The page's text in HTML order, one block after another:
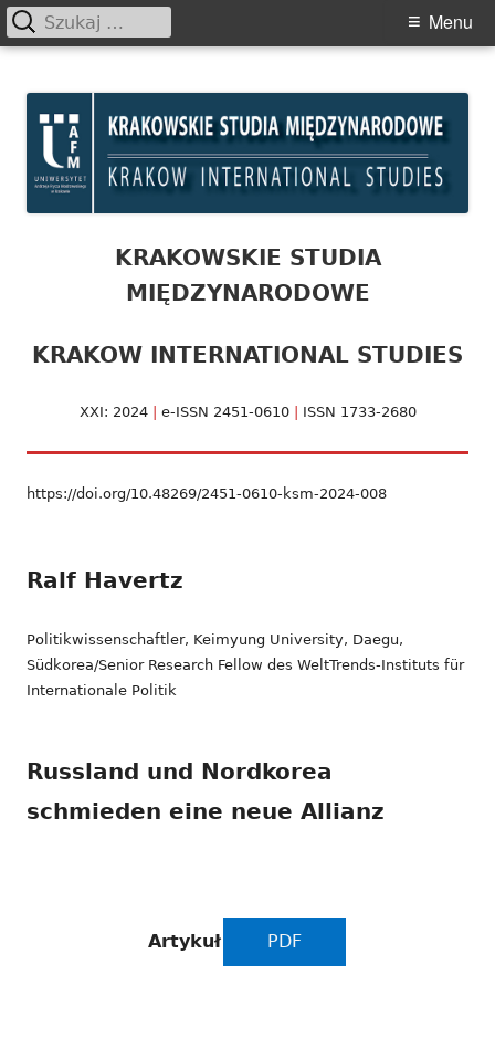
content
Międzynarodowe
Primary
Menu
Szukaj:
KRAKOWSKIE STUDIA
MIĘDZYNARODOWE
KRAKOW INTERNATIONAL STUDIES
XXI: 2024 e-ISSN 2451-0610 ISSN 1733-2680
https://doi.org/10.48269/2451-0610-ksm-2024-008
Ralf Havertz
Politikwissenschaftler, Keimyung University, Daegu,
Südkorea/Senior Research Fellow des WeltTrends-Instituts für
Internationale Politik
Russland und Nordkorea
schmieden eine neue Allianz
Artykuł PDF